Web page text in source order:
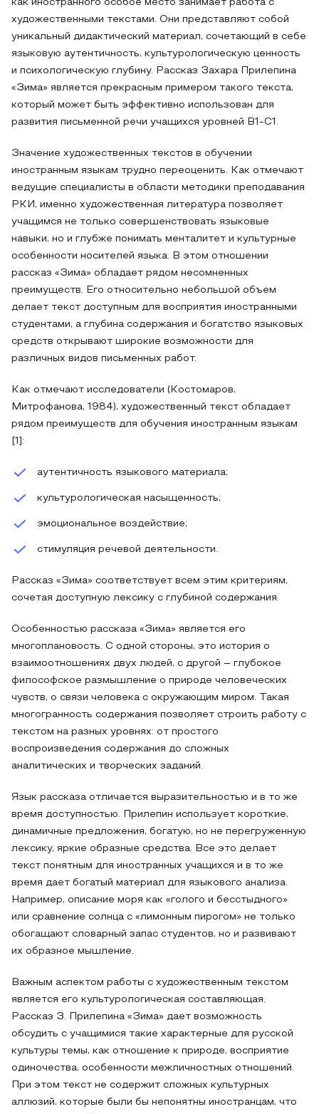
как иностранного особое место занимает работа с
художественными текстами. Они представляют собой
уникальный дидактический материал, сочетающий в себе
языковую аутентичность, культурологическую ценность
и психологическую глубину. Рассказ Захара Прилепина
«Зима» является прекрасным примером такого текста,
который может быть эффективно использован для
развития письменной речи учащихся уровней B1-C1.
Значение художественных текстов в обучении
иностранным языкам трудно переоценить. Как отмечают
ведущие специалисты в области методики преподавания
РКИ, именно художественная литература позволяет
учащимся не только совершенствовать языковые
навыки, но и глубже понимать менталитет и культурные
особенности носителей языка. В этом отношении
рассказ «Зима» обладает рядом несомненных
преимуществ. Его относительно небольшой объем
делает текст доступным для восприятия иностранными
студентами, а глубина содержания и богатство языковых
средств открывают широкие возможности для
различных видов письменных работ.
Как отмечают исследователи (Костомаров,
Митрофанова, 1984), художественный текст обладает
рядом преимуществ для обучения иностранным языкам
[1]:
аутентичность языкового материала;
культурологическая насыщенность;
эмоциональное воздействие;
стимуляция речевой деятельности.
Рассказ «Зима» соответствует всем этим критериям,
сочетая доступную лексику с глубиной содержания.
Особенностью рассказа «Зима» является его
многоплановость. С одной стороны, это история о
взаимоотношениях двух людей, с другой – глубокое
философское размышление о природе человеческих
чувств, о связи человека с окружающим миром. Такая
многогранность содержания позволяет строить работу с
текстом на разных уровнях: от простого
воспроизведения содержания до сложных
аналитических и творческих заданий.
Язык рассказа отличается выразительностью и в то же
время доступностью. Прилепин использует короткие,
динамичные предложения, богатую, но не перегруженную
лексику, яркие образные средства. Все это делает
текст понятным для иностранных учащихся и в то же
время дает богатый материал для языкового анализа.
Например, описание моря как «голого и бесстыдного»
или сравнение солнца с «лимонным пирогом» не только
обогащают словарный запас студентов, но и развивают
их образное мышление.
Важным аспектом работы с художественным текстом
является его культурологическая составляющая.
Рассказ З. Прилепина «Зима» дает возможность
обсудить с учащимися такие характерные для русской
культуры темы, как отношение к природе, восприятие
одиночества, особенности межличностных отношений.
При этом текст не содержит сложных культурных
аллюзий, которые были бы непонятны иностранцам, что